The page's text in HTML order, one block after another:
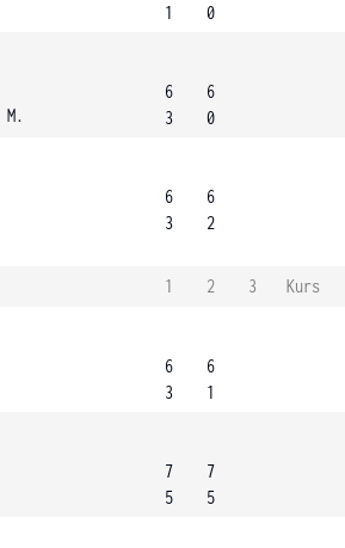
1
0
6
3
6
0
6
3
6
2
1 2 3
Kurs
6
3
6
1
7
5
7
5